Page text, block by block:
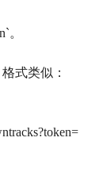
。
式类似：